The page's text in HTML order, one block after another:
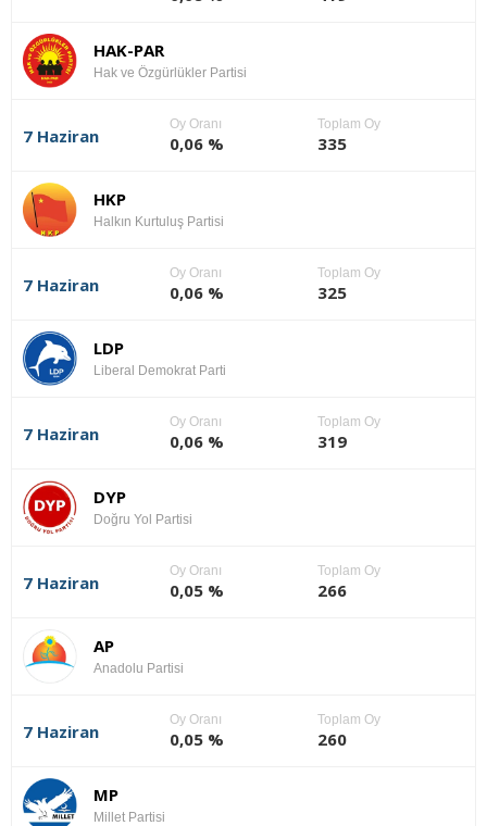
HAK-PAR
Hak ve Özgürlükler Partisi
7 Haziran
Oy Oranı
0,06 %
Toplam Oy
335
HKP
Halkın Kurtuluş Partisi
7 Haziran
Oy Oranı
0,06 %
Toplam Oy
325
LDP
Liberal Demokrat Parti
7 Haziran
Oy Oranı
0,06 %
Toplam Oy
319
DYP
Doğru Yol Partisi
7 Haziran
Oy Oranı
0,05 %
Toplam Oy
266
AP
Anadolu Partisi
7 Haziran
Oy Oranı
0,05 %
Toplam Oy
260
MP
Millet Partisi